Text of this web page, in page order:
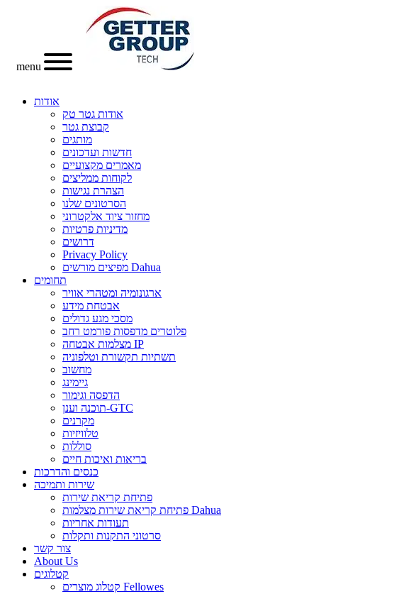
menu
אודות
אודות גטר טק
קבוצת גטר
מותגים
חדשות ועדכונים
מאמרים מקצועיים
לקוחות ממליצים
הצהרת נגישות
הסרטונים שלנו
מחזור ציוד אלקטרוני
מדיניות פרטיות
דרושים
Privacy Policy
מפיצים מורשים Dahua
תחומים
ארגונומיה ומטהרי אוויר
אבטחת מידע
מסכי מגע גדולים
פלוטרים מדפסות פורמט רחב
מצלמות אבטחה IP
תשתיות תקשורת וטלפוניה
מחשוב
גיימינג
הדפסה וגימור
תוכנה וענן-GTC
מקרנים
טלוויזיות
סוללות
בריאות ואיכות חיים
כנסים והדרכות
שירות ותמיכה
פתיחת קריאת שירות
פתיחת קריאת שירות מצלמות Dahua
תעודות אחריות
סרטוני התקנות ותקלות
צור קשר
About Us
קטלוגים
קטלוג מוצרים Fellowes